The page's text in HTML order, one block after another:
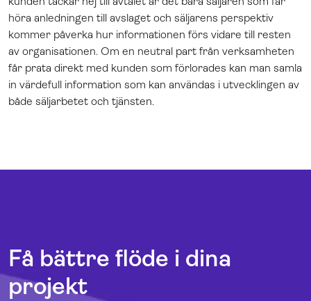
höra anledningen till avslaget och säljarens perspektiv
kommer påverka hur informationen förs vidare till resten
av organisationen. Om en neutral part från verksamheten
får prata direkt med kunden som förlorades kan man samla
in värdefull information som kan användas i utvecklingen av
både säljarbetet och tjänsten.
Få bättre flöde i dina
projekt